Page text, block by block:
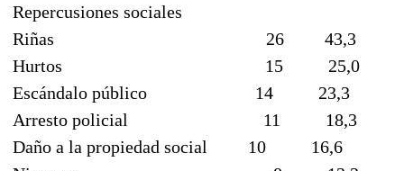
Repercusiones sociales
Riñas 26 43,3
Hurtos 15 25,0
Escándalo público 14 23,3
Arresto policial 11 18,3
Daño a la propiedad social 10 16,6